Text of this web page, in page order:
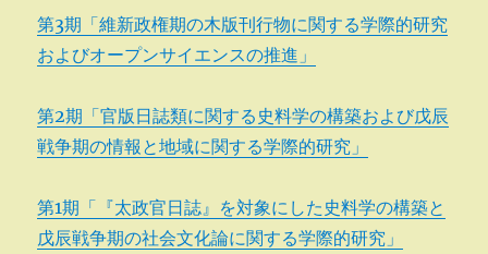
第3期「維新政権期の木版刊行物に関する学際的研究
およびオープンサイエンスの推進」
第2期「官版日誌類に関する史料学の構築および戊辰
戦争期の情報と地域に関する学際的研究」
第1期「『太政官日誌』を対象にした史料学の構築と
戊辰戦争期の社会文化論に関する学際的研究」